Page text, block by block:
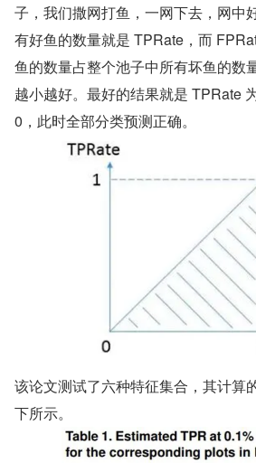
子，我们撒网打鱼，一网下去，网中
有好鱼的数量就是 TPRate，而
鱼的数量占整个池子中所有坏鱼的数
越小越好。最好的结果就是 TPRate
0，此时全部分类预测正确。
该论文测试了六种特征集合，其计算
下所示。